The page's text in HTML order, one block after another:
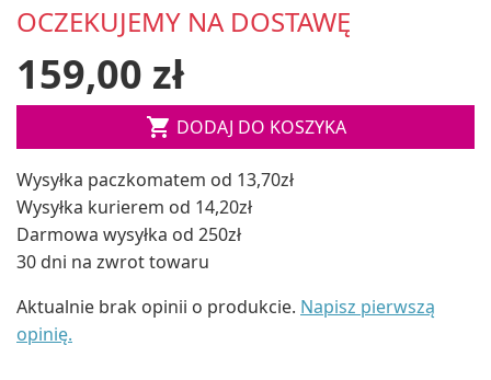
OCZEKUJEMY NA DOSTAWĘ
159,00 zł
 DODAJ DO KOSZYKA
Wysyłka paczkomatem od 13,70zł
Wysyłka kurierem od 14,20zł
Darmowa wysyłka od 250zł
30 dni na zwrot towaru
Aktualnie brak opinii o produkcie. Napisz pierwszą
opinię.